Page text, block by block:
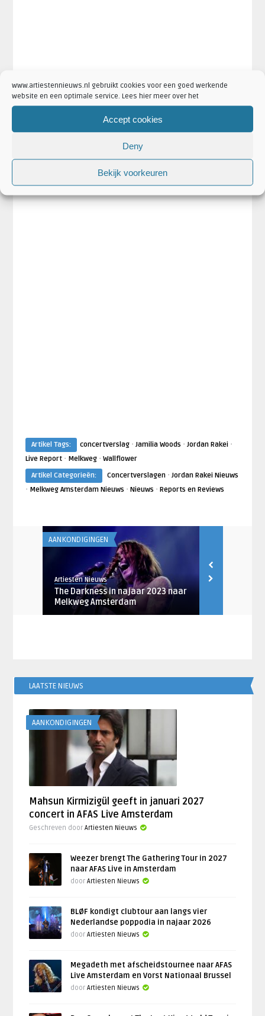
www.artiestennieuws.nl gebruikt cookies voor een goed werkende
website en een optimale service. Lees hier meer over het
Accept cookies
Deny
Bekijk voorkeuren
Artikel Tags: concertverslag· Jamilia Woods · Jordan Rakei·
Live Report· Melkweg· Wallflower
Artikel Categorieën:
Concertverslagen· Jordan Rakei Nieuws
· Melkweg Amsterdam Nieuws · Nieuws · Reports en Reviews
AANKONDIGINGEN
Artiesten Nieuws
The Darkness in najaar 2023 naar
Melkweg Amsterdam
LAATSTE NIEUWS
AANKONDIGINGEN
Mahsun Kirmizigül geeft in januari 2027
concert in AFAS Live Amsterdam
Geschreven doorArtiesten Nieuws
Weezer brengt The Gathering Tour in 2027
naar AFAS Live in Amsterdam
doorArtiesten Nieuws
BLØF kondigt clubtour aan langs vier
Nederlandse poppodia in najaar 2026
doorArtiesten Nieuws
Megadeth met afscheidstournee naar AFAS
Live Amsterdam en Vorst Nationaal Brussel
doorArtiesten Nieuws